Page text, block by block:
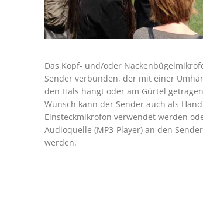
Das Kopf- und/oder
Sender verbunden, der mit einer
den Hals hängt oder am Gürtel
Wunsch kann der Sender auch als
Einsteckmikrofon verwendet werden
Audioquelle (MP3-Player) an den
werden.